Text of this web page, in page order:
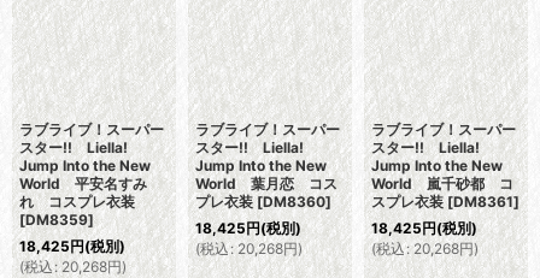
ラブライブ！スーパー
スター!! Liella!
Jump Into the New
World 平安名すみ
れ コスプレ衣装
[DM8359]
18,425円(税別)
(税込: 20,268円)
ラブライブ！スーパー
スター!! Liella!
Jump Into the New
World 葉月恋 コス
プレ衣装 [DM8360]
18,425円(税別)
(税込: 20,268円)
ラブライブ！スーパー
スター!! Liella!
Jump Into the New
World 嵐千砂都 コ
スプレ衣装 [DM8361]
18,425円(税別)
(税込: 20,268円)